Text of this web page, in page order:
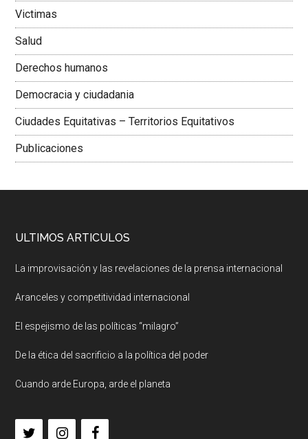
Victimas
Salud
Derechos humanos
Democracia y ciudadania
Ciudades Equitativas – Territorios Equitativos
Publicaciones
ULTIMOS ARTICULOS
La improvisación y las revelaciones de la prensa internacional
Aranceles y competitividad internacional
El espejismo de las políticas “milagro”
De la ética del sacrificio a la política del poder
Cuando arde Europa, arde el planeta